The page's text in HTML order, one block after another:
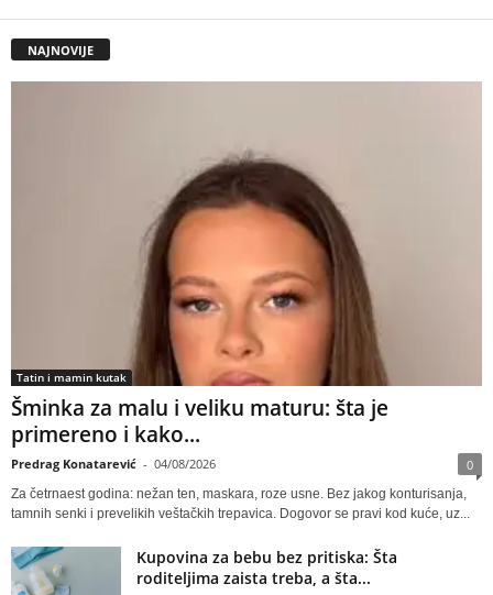
NAJNOVIJE
Tatin i mamin kutak
Šminka za malu i veliku maturu: šta je
primereno i kako...
Predrag Konatarević - 04/08/2026 0
Za četrnaest godina: nežan ten, maskara, roze usne. Bez jakog konturisanja,
tamnih senki i prevelikih veštačkih trepavica. Dogovor se pravi kod kuće, uz...
Kupovina za bebu bez pritiska: Šta
roditeljima zaista treba, a šta...